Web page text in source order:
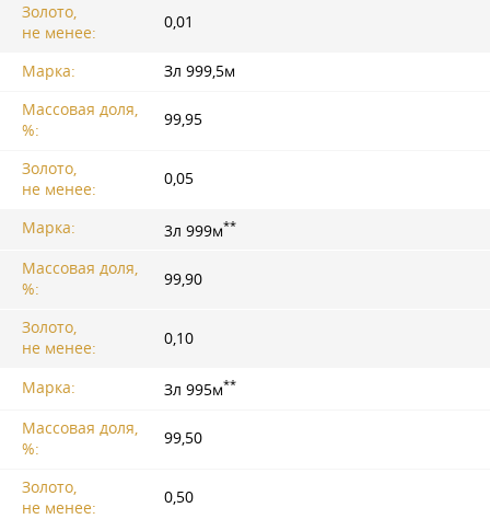
Золото,
не менее:
0,01
Марка:
Зл 999,5м
Массовая доля,
%:
99,95
Золото,
не менее:
0,05
Марка: 3л 999м**
Массовая доля,
%:
99,90
Золото,
не менее:
0,10
Марка: Зл 995м**
Массовая доля,
%:
99,50
Золото,
не менее:
0,50